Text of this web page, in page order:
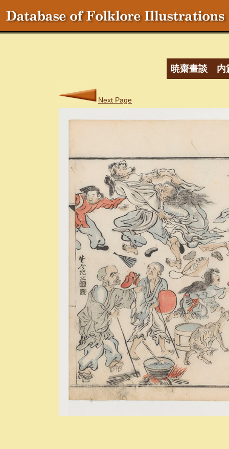
暁齋畫談 内
Next Page